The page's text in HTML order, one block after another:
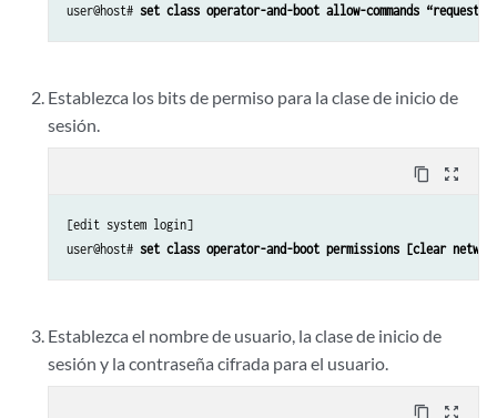
user@host# set class operator-and-boot allow-commands “request
Establezca los bits de permiso para la clase de inicio de
sesión.
content_copy zoom_out_map
[edit system login]
user@host# set class operator-and-boot permissions [clear
Establezca el nombre de usuario, la clase de inicio de
sesión y la contraseña cifrada para el usuario.
content_copy zoom_out_map